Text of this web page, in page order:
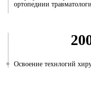
ортопедиии
Освоение технлогий